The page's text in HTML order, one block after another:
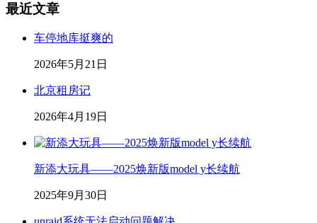
最近文章
车停地库挺爽的
2026年5月21日
北京租房记
2026年4月19日
新添大玩具——2025焕新版model y长续航
2025年9月30日